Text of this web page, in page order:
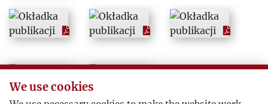
1971
1972
We use cookies